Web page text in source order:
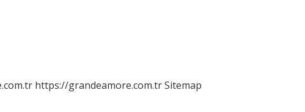
https://grandeamore.com.trSitemap